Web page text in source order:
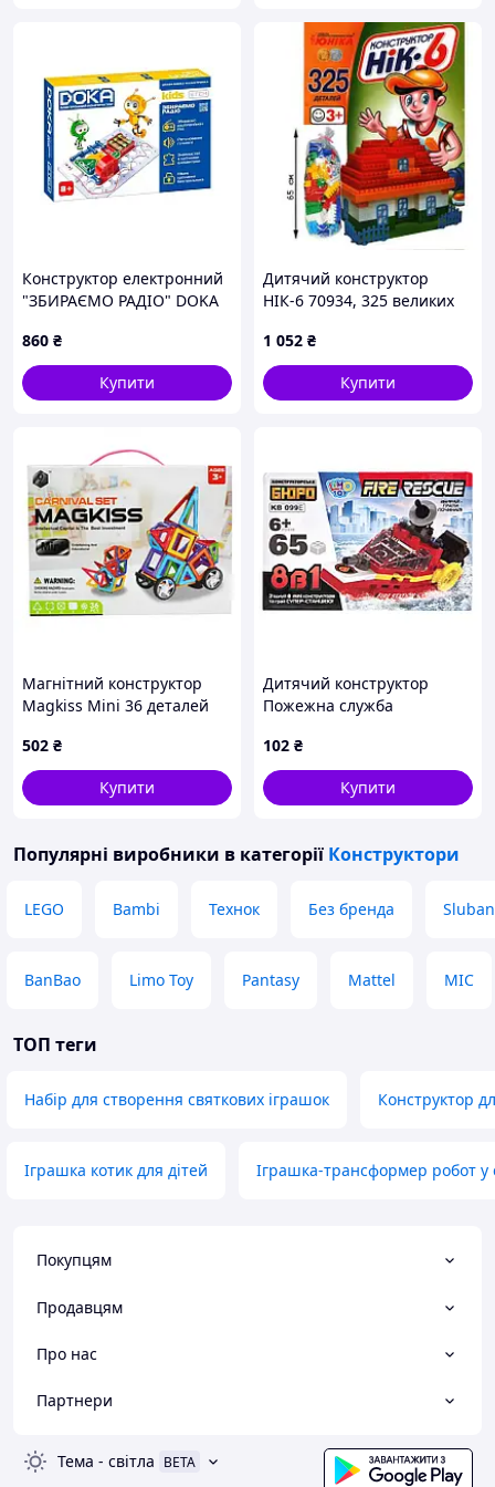
Конструктор електронний
"ЗБИРАЄМО РАДІО" DOKA
860 ₴
Купити
Дитячий конструктор
НІК-6 70934, 325 великих
1 052 ₴
Купити
Магнітний конструктор
Magkiss Mini 36 деталей
(32*24*6см)
502 ₴
Купити
Дитячий конструктор
Пожежна служба
099E 65 деталей
102 ₴
Купити
Популярні виробники в категорії Конструктори
LEGO Bambi Технок Без бренда Sluban
BanBao Limo Toy Pantasy Mattel MIC
ТОП теги
Набір для створення святкових іграшок Конструктор
Іграшка котик для дітей Іграшка-трансформер робот у
Покупцям
Продавцям
Про нас
Партнери
Тема - світла BETA